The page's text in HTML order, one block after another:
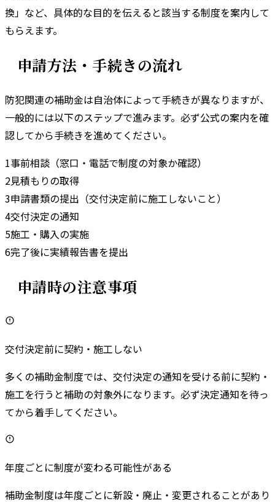
換」など、具体的な目的を伝えると該当する制度を案内して
もらえます。
申請方法・手続きの流れ
防犯関連の補助金は自治体によって手続きが異なりますが、
一般的には以下のステップで進みます。 必ず公式の案内を確
認してから手続きを進めてください。
1事前相談（窓口・電話で制度の対象か確認）
2見積もりの取得
3申請書類の提出（交付決定前に施工しないこと）
4交付決定の通知
5施工・購入の実施
6完了後に実績報告書を提出
申請時の注意事項
交付決定前に契約・施工しない
多くの補助金制度では、交付決定の通知を受ける前に契約・
施工を行うと補助の対象外になります。必ず決定通知を待っ
てから着手してください。
年度ごとに制度が変わる可能性がある
補助金制度は年度ごとに新設・廃止・変更されることがあり